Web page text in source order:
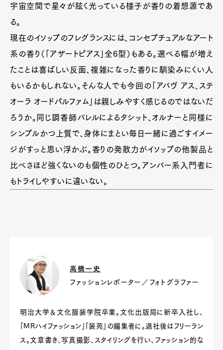
宇宙空間で星々が眩く光っている様子が香りの着想源であ
る。
現在のイソップのフレグランスには、コンセプチュアルなアート
系の香り（「アザートピアス」全6型）もある。選べる幅が増え
たことは喜ばしい反面、複雑になった香りに馴染みにくい人
もいるかもしれない。そんな人でも今回の「アバヴ アス、ステ
オーラ オードパルファム」は親しみやすく感じるのではないだ
ろうか。同じ調香師バレルによるタシット、オルナーと同様に
シンプルかつ上質で、身体にまとい毎日一緒に過ごすイメー
ジがすっと思い浮かぶ。香りの発散力がイソップの他製品と
比べさほど強くないのも個性のひとつ。アンバー系入門者に
もトライしやすいに違いない。
高橋一史
ファッションレポーター／フォトグラファー
明治大学＆文化服装学院卒業。文化出版局に新卒入社し、
「MRハイファッション」「装苑」の編集者に。退社後はフリーラン
ス。文章書き、写真撮影、スタイリングを行い、ファッション的な